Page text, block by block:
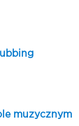
muzycznym